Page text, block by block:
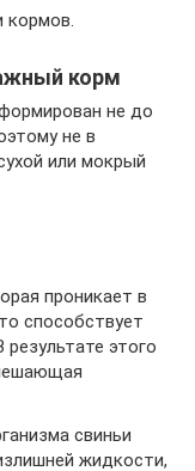
кормов.
корм
не до
не в
или мокрый
проникает в
способствует
этого
свиньи
жидкости,